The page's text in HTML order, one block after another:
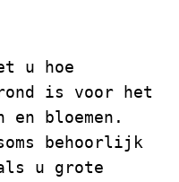
u hoe
is voor het
en bloemen.
behoorlijk
u grote